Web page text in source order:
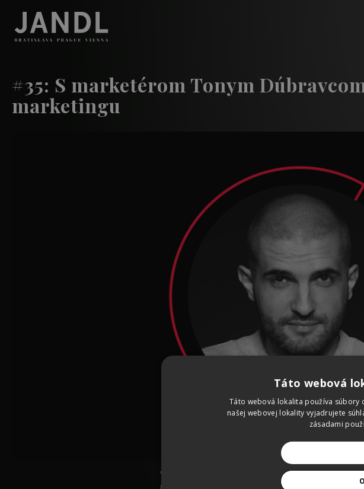
#35: S marketérom Tonym
marketingu
Vypočujte si najnovšiu epizódu nášho
Táto webová
Táto webová lokalita používa súbory
našej webovej lokality vyjadrujete
zásadami